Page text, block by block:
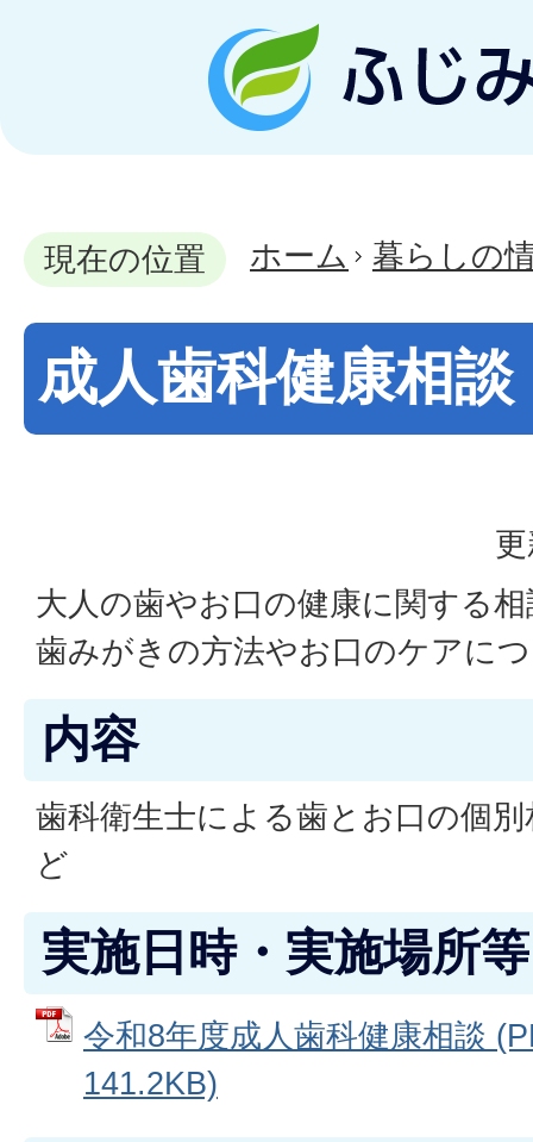
現在の位置 ホーム 暮らしの
成人歯科健康相談
大人の歯やお口の健康に関する
歯みがきの方法やお口のケアに
内容
歯科衛生士による歯とお口の個
ど
実施日時・実施場所等
令和8年度成人歯科健康相談
141.2KB)